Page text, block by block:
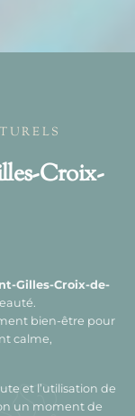
Croix-
Gilles-Croix-de-
bien-être pour
calme,
et l’utilisation de
un moment de